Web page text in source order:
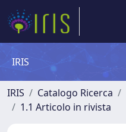
IRIS
IRIS Catalogo Ricerca
1.1 Articolo in rivista